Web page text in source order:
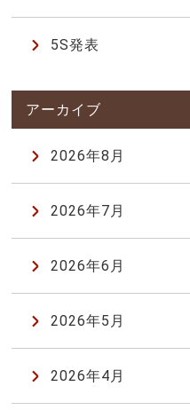
5S発表
2026年8月
2026年7月
2026年6月
2026年5月
2026年4月